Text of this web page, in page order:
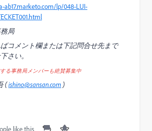
ab17.marketo.com/lp/048-LUI-
務局
コメント欄または下記問合せ先まで
さい。
する事務局メンバーも絶賛募集中
(ishino@sansan.com )
like this